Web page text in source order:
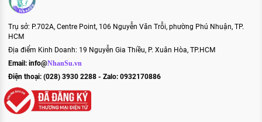
Trụ sở: P.702A, Centre Point, 106 Nguyễn Văn Trỗi, phường Phú Nhuận, TP.
HCM
Địa điểm Kinh Doanh: 19 Nguyễn Gia Thiều, P. Xuân Hòa, TP.HCM
Email: info@NhanSu.vn
Điện thoại: (028) 3930 2288 - Zalo: 0932170886